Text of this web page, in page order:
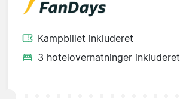
Kampbillet inkluderet
3 hotelovernatninger inkluderet